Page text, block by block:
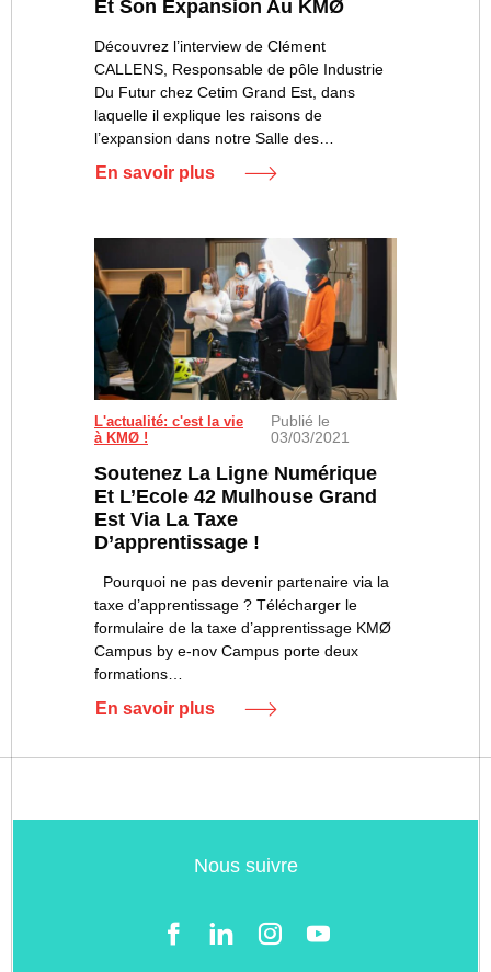
Et Son Expansion Au KMØ
Découvrez l’interview de Clément
CALLENS, Responsable de pôle Industrie
Du Futur chez Cetim Grand Est, dans
laquelle il explique les raisons de
l’expansion dans notre Salle des…
En savoir plus
L'actualité: c'est la vie
à KMØ !
Publié le
03/03/2021
Soutenez La Ligne Numérique
Et L’Ecole 42 Mulhouse Grand
Est Via La Taxe
D’apprentissage !
Pourquoi ne pas devenir partenaire via la
taxe d’apprentissage ? Télécharger le
formulaire de la taxe d’apprentissage KMØ
Campus by e-nov Campus porte deux
formations…
En savoir plus
Nous suivre